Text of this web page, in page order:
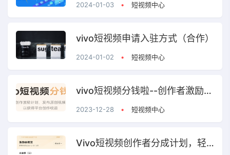
2024-01-03 • 短视频中心
vivo短视频申请入驻方式（合作）
2024-01-02 • 短视频中心
vivo短视频分钱啦--创作者激励计划
2023-12-28 • 短视频中心
Vivo短视频创作者分成计划，轻松入局，赚取丰厚利润！